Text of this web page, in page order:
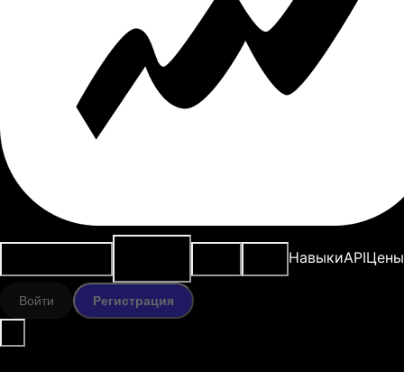
НавыкиAPIЦены
Войти Регистрация